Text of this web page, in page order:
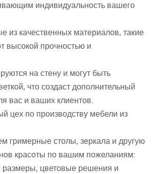
индивидуальность вашего
из качественных материалов, такие
высокой прочностью и
на стену и могут быть
что создаст дополнительный
вас и ваших клиентов.
цех по производству мебели из
гримерные столы, зеркала и другую
красоты по вашим пожеланиям:
размеры, цветовые решения и